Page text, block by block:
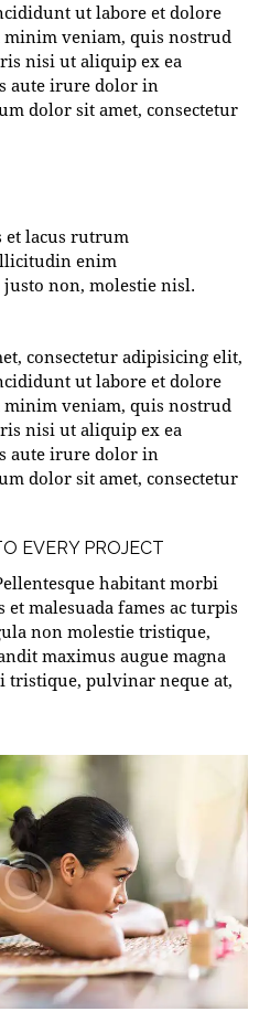
ut labore et dolore
minim veniam, quis nostrud
nisi ut aliquip ex ea
aute irure dolor in
dolor sit amet, consectetur
et lacus rutrum
enim
non, molestie nisl.
consectetur adipisicing elit,
ut labore et dolore
minim veniam, quis nostrud
nisi ut aliquip ex ea
aute irure dolor in
dolor sit amet, consectetur
EVERY PROJECT
habitant morbi
malesuada fames ac turpis
non molestie tristique,
maximus augue magna
tristique, pulvinar neque at,